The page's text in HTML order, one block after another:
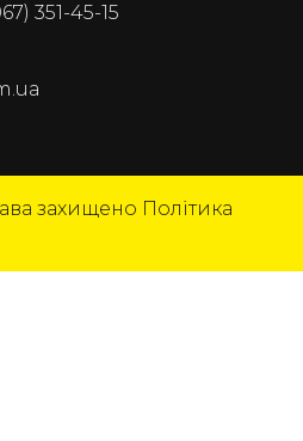
351-45-15
захищено Політика